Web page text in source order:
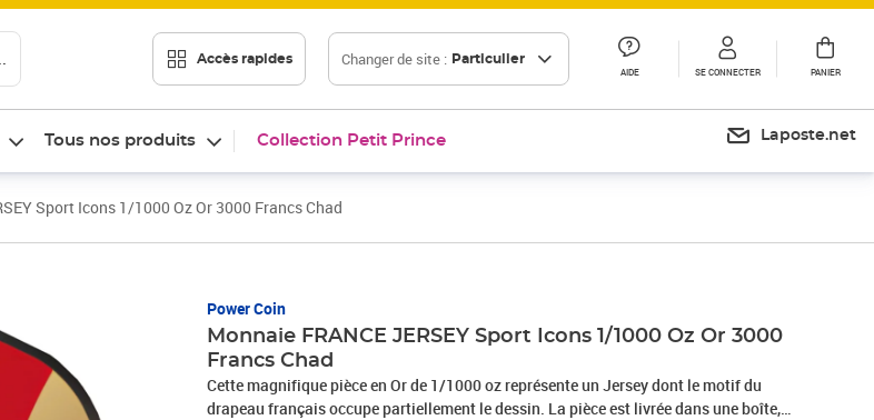
Accès rapides Changer de site : Particulier
AIDE SE CONNECTER PANIER
Tous nos produits Collection Petit Prince Laposte.net
Sport Icons 1/1000 Oz Or 3000 Francs Chad
Power Coin
Monnaie FRANCE JERSEY Sport Icons 1/1000 Oz Or 3000
Francs Chad
Cette magnifique pièce en Or de 1/1000 oz représente un Jersey dont le motif du
drapeau français occupe partiellement le dessin. La pièce est livrée dans une boîte,